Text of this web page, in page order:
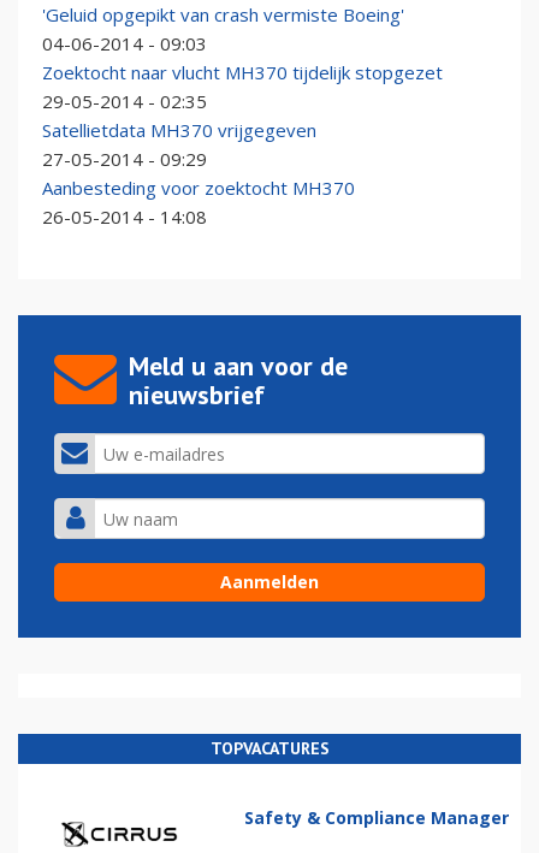
'Geluid opgepikt van crash vermiste Boeing'
04-06-2014 - 09:03
Zoektocht naar vlucht MH370 tijdelijk stopgezet
29-05-2014 - 02:35
Satellietdata MH370 vrijgegeven
27-05-2014 - 09:29
Aanbesteding voor zoektocht MH370
26-05-2014 - 14:08
Meld u aan voor de
nieuwsbrief
TOPVACATURES
Safety & Compliance Manager